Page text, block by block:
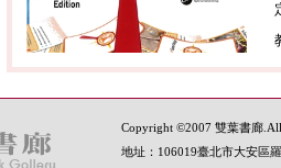
Copyright ©2007 雙葉書廊.All
地址：106019臺北市大安區